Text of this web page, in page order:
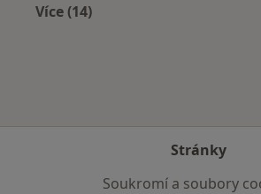
Více (14)
Stránky
Soukromí a soubory